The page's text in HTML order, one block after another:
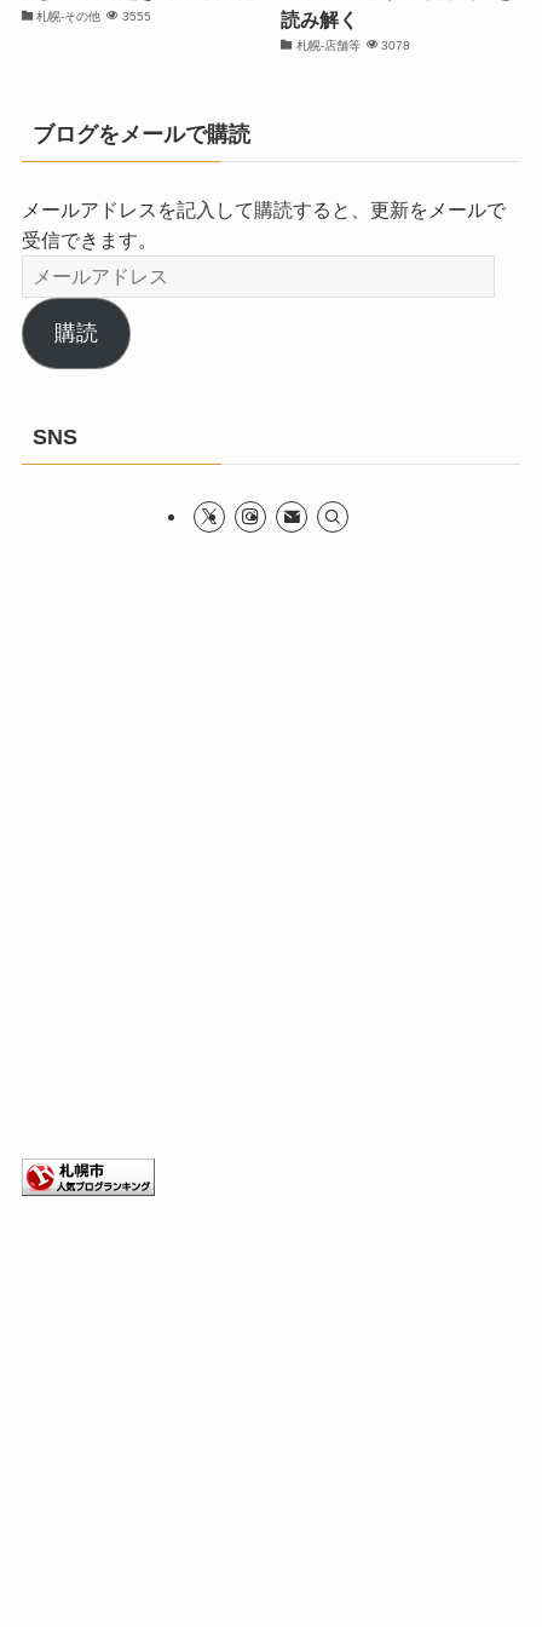
札幌-その他 3555
読み解く
札幌-店舗等 3078
ブログをメールで購読
メールアドレスを記入して購読すると、更新をメールで
受信できます。
メ
ー
ル
ア
ス
購読
SNS